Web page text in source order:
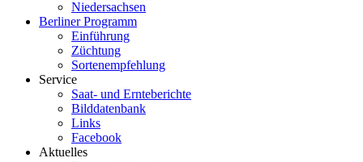
Niedersachsen
Berliner Programm
Einführung
Züchtung
Sortenempfehlung
Service
Saat- und Ernteberichte
Bilddatenbank
Links
Facebook
Aktuelles